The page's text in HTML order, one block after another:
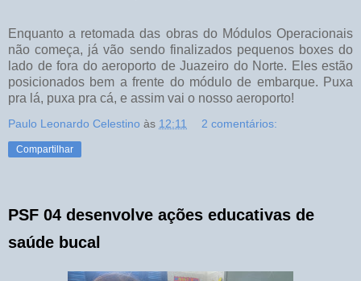
Enquanto a retomada das obras do Módulos Operacionais
não começa, já vão sendo finalizados pequenos boxes do
lado de fora do aeroporto de Juazeiro do Norte. Eles estão
posicionados bem a frente do módulo de embarque. Puxa
pra lá, puxa pra cá, e assim vai o nosso aeroporto!
Paulo Leonardo Celestino às 12:11 2 comentários:
Compartilhar
PSF 04 desenvolve ações educativas de
saúde bucal